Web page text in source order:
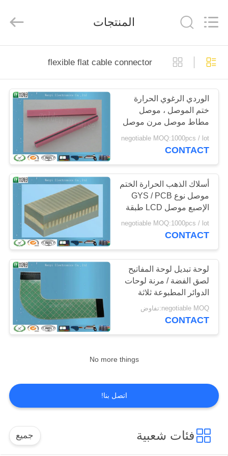
الصفحة
الرئيسية
منتجات
معلومات
جولة
المعمل
مراقبة
الجودة
اتصل
خريطة
PRIVACY
Electronics
Co.,Ltd.
المنتجات
flexible flat cable connector
الوردي الرغوي الحرارة
ختم الموصل ، موصل
مطاط موصل مرن موصل
مسطح
negotiable MOQ:1000pcs / lot
CONTACT
أسلاك الذهب الحرارة الختم
موصل نوع GYS / PCB
الإصبع موصل LCD طبقة
الرمادي
negotiable MOQ:1000pcs / lot
CONTACT
لوحة تبديل لوحة المفاتيح
لصق الفضة / مرنة لوحات
الدوائر المطبوعة ثلاثة
طبقة
negotiable MOQ:تفاوض
CONTACT
No more things
اتصل بنا!
فئات شعبية جميع